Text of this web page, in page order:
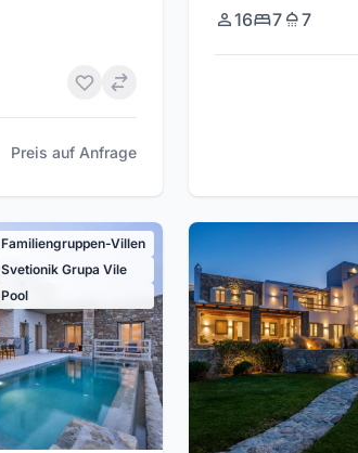
Preis auf Anfrage
16 7 7
Familiengruppen-Villen
Svetionik Grupa Vile
Pool